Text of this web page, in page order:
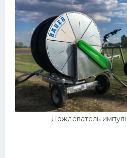
Дождеватель